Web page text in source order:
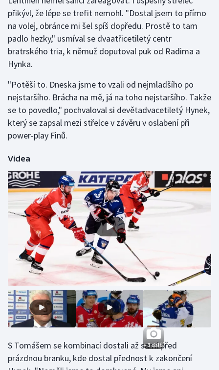
Judo
Krasobruslení
Lyže a snowboard
Moderní pětiboj
Motorsport
Parasport
Plavání
Plážový volejbal
Ragby
Rychlobruslení
Rychlostní kanoistika
Short track
Sportovní střelba
přikývl, že lépe se trefit nemohl. "Dostal jsem to přímo
na volej, obránce mi šel spíš dopředu. Prostě to tam
padlo hezky," usmíval se dvaatřicetiletý centr
bratrského tria, k němuž doputoval puk od Radima a
Hynka.
"Potěší to. Dneska jsme to vzali od nejmladšího po
nejstaršího. Brácha na mě, já na toho nejstaršího. Takže
se to povedlo," pochvaloval si devětadvacetiletý Hynek,
který se zapsal mezi střelce v závěru v oslabení při
power-play Finů.
Videa
+ 3 další
S Tomášem se kombinací dostali až sami před
prázdnou branku, kde dostal přednost k zakončení